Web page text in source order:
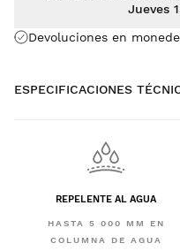
Devoluciones en
Jueves
ESPECIFICACIONES
REPELENTE AL AGUA
HASTA 5 000 MM EN
COLUMNA DE AGUA